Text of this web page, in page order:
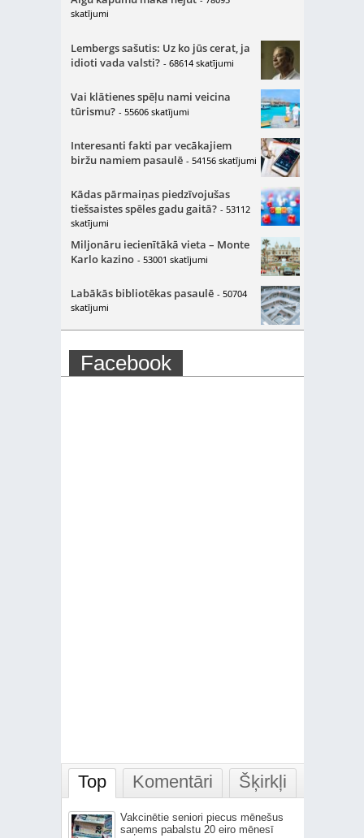
skatījumi
Lembergs sašutis: Uz ko jūs cerat, ja
idioti vada valsti? - 68614 skatījumi
Vai klātienes spēļu nami veicina
tūrismu? - 55606 skatījumi
Interesanti fakti par vecākajiem
biržu namiem pasaulē - 54156 skatījumi
Kādas pārmaiņas piedzīvojušas
tiešsaistes spēles gadu gaitā? - 53112
skatījumi
Miljonāru iecienītākā vieta – Monte
Karlo kazino - 53001 skatījumi
Labākās bibliotēkas pasaulē - 50704
skatījumi
Facebook
Top Komentāri Šķirkļi
Vakcinētie seniori piecus mēnešus
saņems pabalstu 20 eiro mēnesī